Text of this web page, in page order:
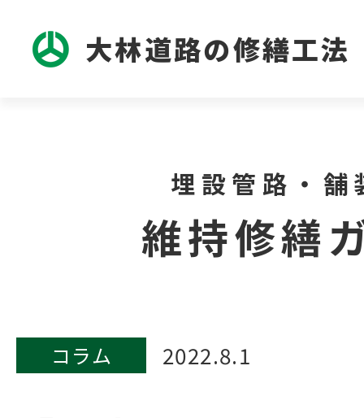
大林道路の修繕工法
埋設管路・舗
維持修繕
コラム 2022.8.1